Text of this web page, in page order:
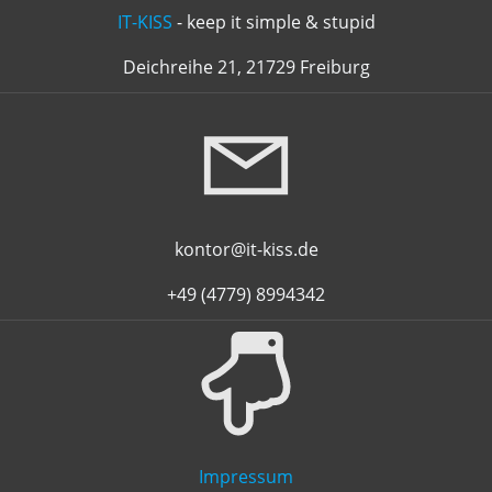
IT-KISS - keep it simple & stupid
Deichreihe 21, 21729 Freiburg
kontor@it-kiss.de
+49 (4779) 8994342
Impressum